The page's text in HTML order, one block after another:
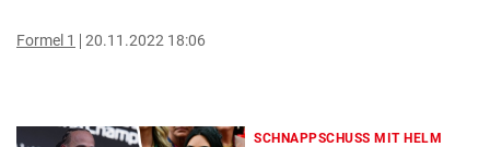
Formel 1 20.11.2022 18:06
SCHNAPPSCHUSS MIT HELM